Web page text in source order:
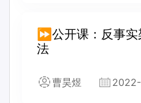
⏩公开课：反事
法
曹昊煜